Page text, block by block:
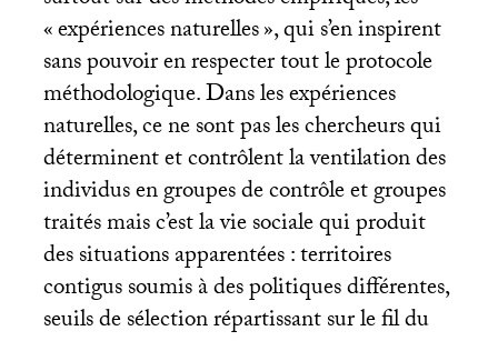
«expériences naturelles», qui s’en inspirent
sans pouvoir en respecter tout le protocole
méthodologique. Dans les expériences
naturelles, ce ne sont pas les chercheurs qui
déterminent et contrôlent la ventilation des
individus en groupes de contrôle et groupes
traités mais c’est la vie sociale qui produit
des situations apparentées : territoires
contigus soumis à des politiques différentes,
seuils de sélection répartissant sur le fil du